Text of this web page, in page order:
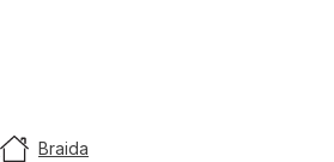
Braida